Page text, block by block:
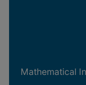
Mathematical